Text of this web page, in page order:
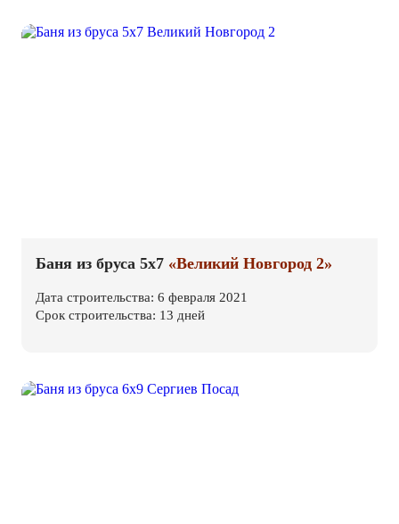
Баня из бруса 5х7 «Великий Новгород 2»
Дата строительства: 6 февраля 2021
Срок строительства: 13 дней